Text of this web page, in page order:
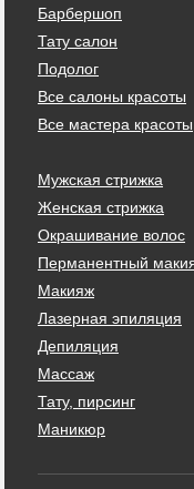
Барбершоп
Тату салон
Подолог
Все салоны красоты
Все мастера красоты
Мужская стрижка
Женская стрижка
Окрашивание волос
Перманентный
Макияж
Лазерная эпиляция
Депиляция
Массаж
Тату, пирсинг
Маникюр